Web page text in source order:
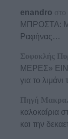
enandro στο
ΜΠΡΟΣΤΑ:
Ραφήνας…
Σοφοκλής
ΜΕΡΕΣ»
για το
Πηγή Μακρα.
καλοκαίρια
και την